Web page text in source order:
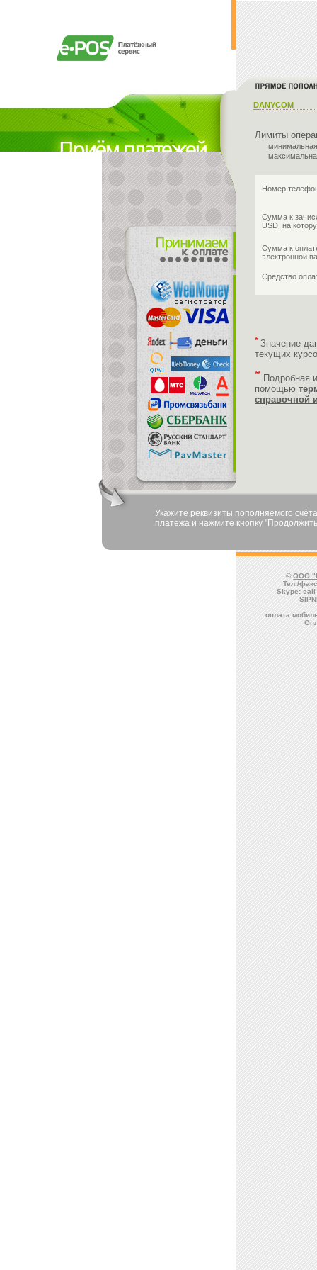
DANYCOM
Лимиты
Номер
Сумма к
USD, на
Сумма к
электронной
Средство
* Значение
текущих
** Подробная
помощью
справочной
Укажите реквизиты пополняемого
платежа и нажмите кнопку
©ООО
Тел./
Skype:
оплата